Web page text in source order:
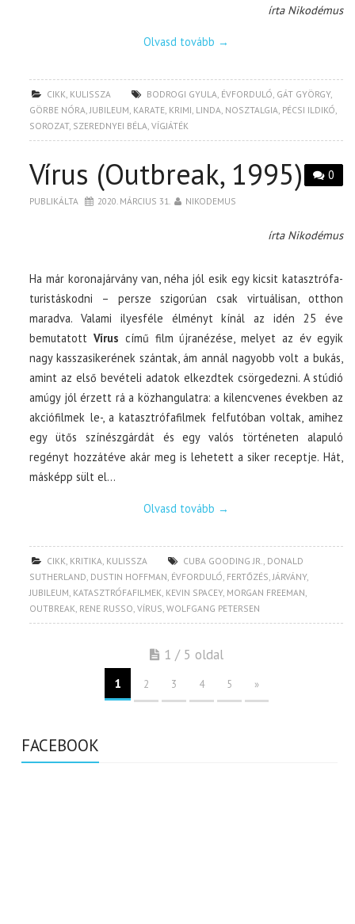
írta Nikodémus
Olvasd tovább →
CIKK, KULISSZA BODROGI GYULA, ÉVFORDULÓ, GÁT GYÖRGY,
GÖRBE NÓRA,JUBILEUM, KARATE, KRIMI, LINDA, NOSZTALGIA, PÉCSI ILDIKÓ,
SOROZAT, SZEREDNYEI BÉLA,VÍGJÁTÉK
0
Vírus (Outbreak, 1995)
PUBLIKÁLTA 2020. MÁRCIUS 31. NIKODEMUS
írta Nikodémus
Ha már koronajárvány van, néha jól esik egy kicsit katasztrófa-
turistáskodni – persze szigorúan csak virtuálisan, otthon
maradva. Valami ilyesféle élményt kínál az idén 25 éve
bemutatottVírus című film újranézése, melyet az év egyik
nagy kasszasikerének szántak, ám annál nagyobb volt a bukás,
amint az első bevételi adatok elkezdtek csörgedezni. A stúdió
amúgy jól érzett rá a közhangulatra: a kilencvenes években az
akciófilmek le-, a katasztrófafilmek felfutóban voltak, amihez
egy ütős színészgárdát és egy valós történeten alapuló
regényt hozzátéve akár meg is lehetett a siker receptje. Hát,
másképp sült el…
Olvasd tovább →
CIKK, KRITIKA, KULISSZA CUBA GOODING JR., DONALD
SUTHERLAND, DUSTIN HOFFMAN, ÉVFORDULÓ, FERTŐZÉS,JÁRVÁNY,
JUBILEUM, KATASZTRÓFAFILMEK, KEVIN SPACEY, MORGAN FREEMAN,
OUTBREAK, RENE RUSSO,VÍRUS,WOLFGANG PETERSEN
1 / 5 oldal
1 2 3 4 5 »
FACEBOOK